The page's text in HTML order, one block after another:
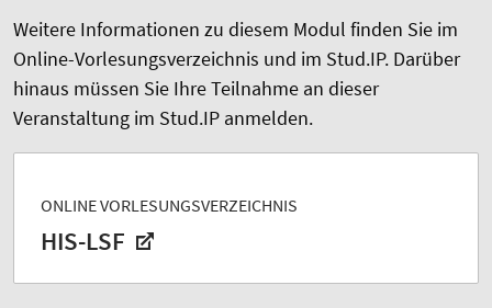
Weitere Informationen zu diesem Modul finden Sie im
Online-Vorlesungsverzeichnis und im Stud.IP. Darüber
hinaus müssen Sie Ihre Teilnahme an dieser
Veranstaltung im Stud.IP anmelden.
ONLINE VORLESUNGSVERZEICHNIS
HIS-LSF